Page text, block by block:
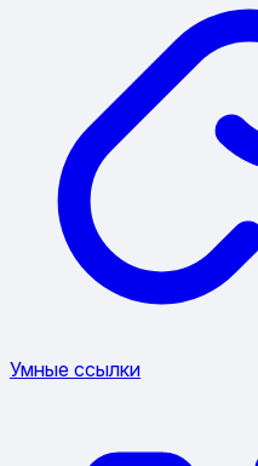
Умные ссылки